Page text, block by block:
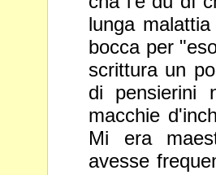
lunga
bocca per
scrittura un
di pensierini
macchie
Mi era
avesse